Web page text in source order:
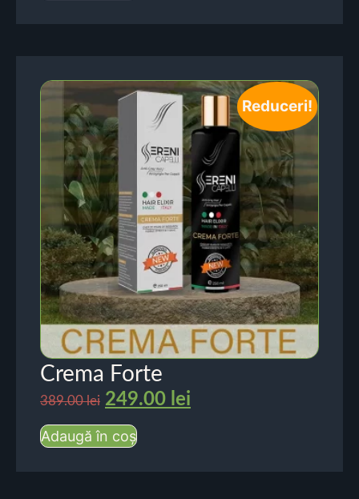
Reduceri!
Crema Forte
389.00lei 249.00 lei
Adaugă în coș